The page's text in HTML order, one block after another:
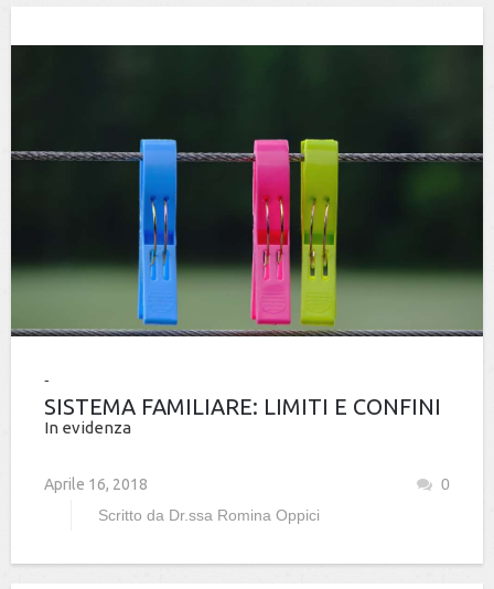
SISTEMA FAMILIARE: LIMITI E CONFINI
In evidenza
Aprile 16, 2018
0
Scritto da Dr.ssa Romina Oppici